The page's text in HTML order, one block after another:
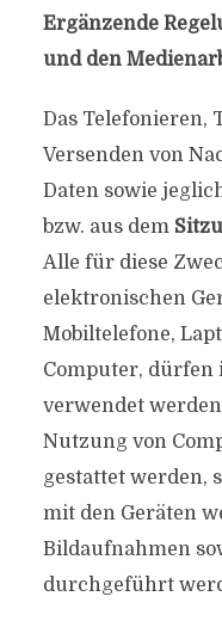
Ergänzende
und den
Das Telefonieren,
Versenden von
Daten sowie
bzw. aus dem
Alle für diese
elektronischen
Mobiltelefone,
Computer, dürfen
verwendet
Nutzung von
gestattet werden,
mit den Geräten
Bildaufnahmen
durchgeführt